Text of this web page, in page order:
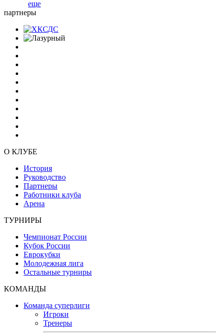
еще
партнеры
О КЛУБЕ
История
Руководство
Партнеры
Работники клуба
Арена
ТУРНИРЫ
Чемпионат России
Кубок России
Еврокубки
Молодежная лига
Остальные турниры
КОМАНДЫ
Команда суперлиги
Игроки
Тренеры